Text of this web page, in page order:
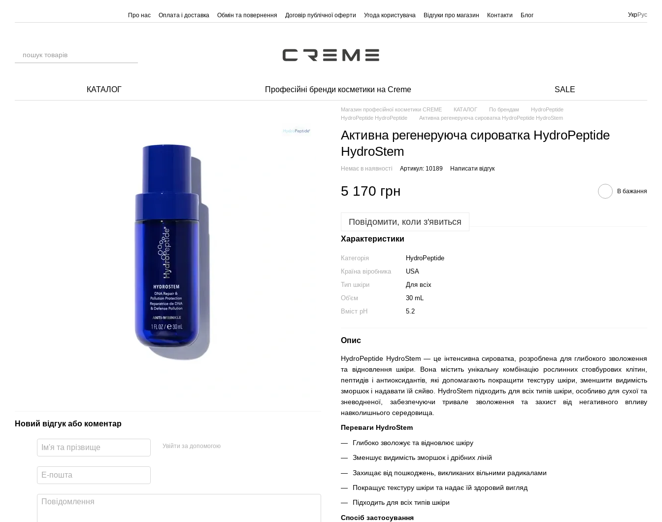
Про нас Оплата і доставка Обмін та повернення Договір публічної оферти Угода користувача Відгуки про магазин Контакти Блог УкрРус
КАТАЛОГ Професійні бренди косметики на Creme SALE
Новий відгук або коментар
Увійти за допомогою
Магазин професійної косметики CREME КАТАЛОГ По брендам
HydroPeptide
HydroPeptide HydroPeptide
Активна регенеруюча сироватка HydroPeptide HydroStem
Активна регенеруюча сироватка HydroPeptide
HydroStem
Немає в наявності Артикул: 10189 Написати відгук
5 170 грн В бажання
Повідомити, коли з'явиться
Характеристики
Категорія
HydroPeptide
Країна віробника
USA
Тип шкіри
Для всіх
Об'єм
30 mL
Вміст pH
5.2
Опис
HydroPeptide HydroStem — це інтенсивна сироватка, розроблена для глибокого зволоження
та відновлення шкіри. Вона містить унікальну комбінацію рослинних стовбурових клітин,
пептидів і антиоксидантів, які допомагають покращити текстуру шкіри, зменшити видимість
зморшок і надавати їй сяйво. HydroStem підходить для всіх типів шкіри, особливо для сухої та
зневодненої, забезпечуючи тривале зволоження та захист від негативного впливу
навколишнього середовища.
Переваги HydroStem
Глибоко зволожує та відновлює шкіру
Зменшує видимість зморшок і дрібних ліній
Захищає від пошкоджень, викликаних вільними радикалами
Покращує текстуру шкіри та надає їй здоровий вигляд
Підходить для всіх типів шкіри
Спосіб застосування